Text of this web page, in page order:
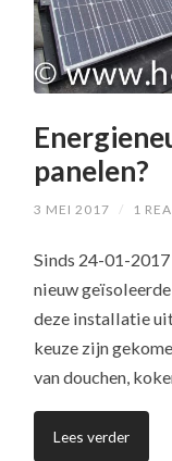
panelen?
3 MEI 2017 / 1
Sinds 24-01-
nieuw
deze installatie
keuze zijn
van douchen,
Lees verder